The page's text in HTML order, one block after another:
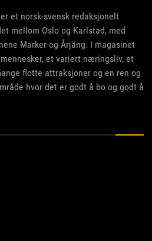
et norsk-svensk redaksjonelt
mellom Oslo og Karlstad, med
Marker og Årjäng. I magasinet
et variert næringsliv, et
flotte attraksjoner og en ren og
hvor det er godt å bo og godt å